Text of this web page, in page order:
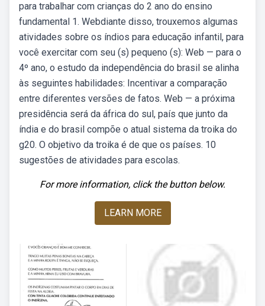
para trabalhar com crianças do 2 ano do ensino
fundamental 1. Webdiante disso, trouxemos algumas
atividades sobre os índios para educação infantil, para
você exercitar com seu (s) pequeno (s): Web — para o
4º ano, o estudo da independência do brasil se alinha
às seguintes habilidades: Incentivar a comparação
entre diferentes versões de fatos. Web — a próxima
presidência será da áfrica do sul, país que junto da
índia e do brasil compõe o atual sistema da troika do
g20. O objetivo da troika é de que os países. 10
sugestões de atividades para escolas.
For more information, click the button below.
LEARN MORE